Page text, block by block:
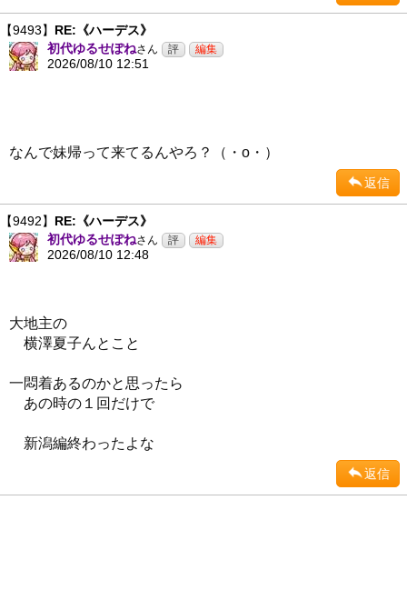
【9493】 RE:《ハーデス》
初代ゆるせぽねさん
2026/08/10 12:51
なんで妹帰って来てるんやろ？（・ο・）
返信
【9492】 RE:《ハーデス》
初代ゆるせぽねさん
2026/08/10 12:48
大地主の
横澤夏子んとこと
一悶着あるのかと思ったら
あの時の１回だけで
新潟編終わったよな
返信